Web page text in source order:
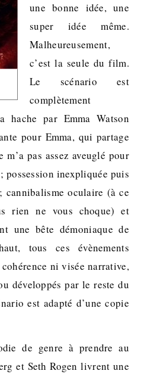
une bonne idée, une
super idée même.
Malheureusement,
c’est la seule du film.
Le scénario est
complètement
hache par Emma Watson
pour Emma, qui partage
pas assez aveuglé pour
possession inexpliquée puis
oculaire (à ce
rien ne vous choque) et
une bête démoniaque de
tous ces évènements
cohérence ni visée narrative,
développés par le reste du
est adapté d’une copie
de genre à prendre au
et Seth Rogen livrent une